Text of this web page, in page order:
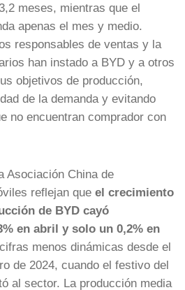
meses, mientras que el
apenas el mes y medio.
responsables de ventas y la
han instado a BYD y a otros
objetivos de producción,
de la demanda y evitando
no encuentran comprador con
Asociación China de
reflejan que el crecimiento
de BYD cayó
en abril y solo un 0,2% en
menos dinámicas desde el
de 2024, cuando el festivo del
al sector. La producción media